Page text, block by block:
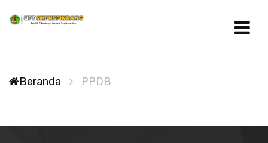
Beranda PPDB